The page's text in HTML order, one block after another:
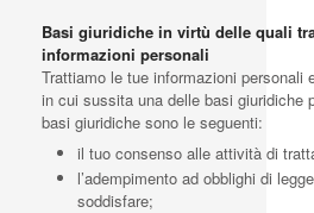
Basi giuridiche in virtù delle quali
informazioni personali
Trattiamo le tue informazioni personali
in cui sussita una delle basi giuridiche
basi giuridiche sono le seguenti:
il tuo consenso alle attività di
l’adempimento ad obblighi di
soddisfare;